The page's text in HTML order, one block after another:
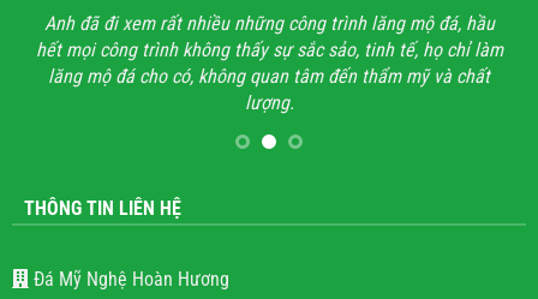
Anh đã đi xem rất nhiều những công trình lăng mộ đá, hầu
hết mọi công trình không thấy sự sắc sảo, tinh tế, họ chỉ làm
lăng mộ đá cho có, không quan tâm đến thẩm mỹ và chất
lượng.
THÔNG TIN LIÊN HỆ
Đá Mỹ Nghệ Hoàn Hương